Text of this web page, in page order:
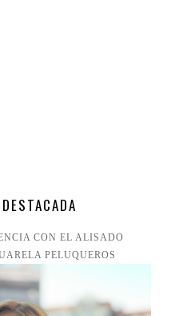
CON EL ALISADO
PELUQUEROS